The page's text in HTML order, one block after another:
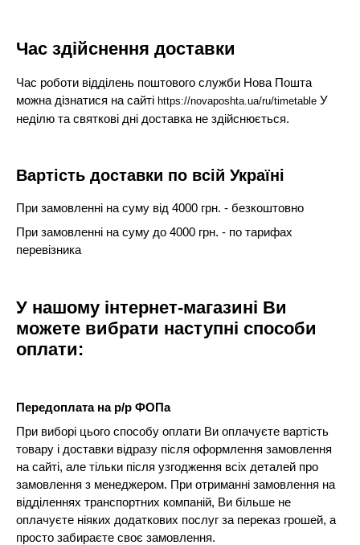
Час здійснення доставки
Час роботи відділень поштового служби Нова Пошта
можна дізнатися на сайтіhttps://novaposhta.ua/ru/timetable У
неділю та святкові дні доставка не здійснюється.
Вартість доставки по всій Україні
При замовленні на суму від 4000 грн. - безкоштовно
При замовленні на суму до 4000 грн. - по тарифах
перевізника
У нашому інтернет-магазині Ви
можете вибрати наступні способи
оплати:
Передоплата на р/р ФОПа
При виборі цього способу оплати Ви оплачуєте вартість
товару і доставки відразу після оформлення замовлення
на сайті, але тільки після узгодження всіх деталей про
замовлення з менеджером. При отриманні замовлення на
відділеннях транспортних компаній, Ви більше не
оплачуєте ніяких додаткових послуг за переказ грошей, а
просто забираєте своє замовлення.